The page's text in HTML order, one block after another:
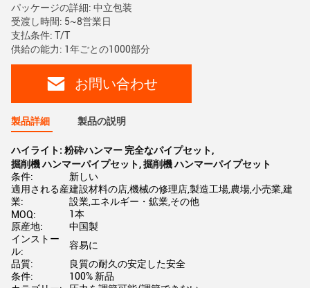
パッケージの詳細: 中立包装
受渡し時間: 5~8営業日
支払条件: T/T
供給の能力: 1年ごとの1000部分
お問い合わせ
製品詳細 製品の説明
ハイライト: 粉砕ハンマー 完全なパイプセット,
掘削機 ハンマーパイプセット,掘削機 ハンマーパイプセット
条件:
新しい
適用される産
業:
建設材料の店,機械の修理店,製造工場,農場,小売業,建
設業,エネルギー・鉱業,その他
MOQ:
1本
原産地:
中国製
インストー
ル:
容易に
品質:
良質の耐久の安定した安全
条件:
100% 新品